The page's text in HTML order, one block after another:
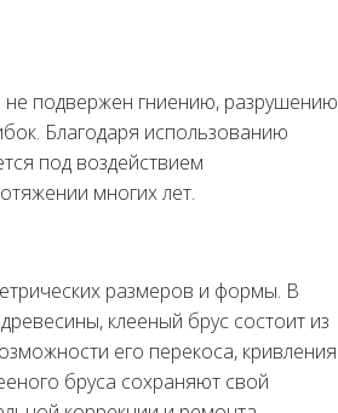
не подвержен гниению, разрушению
Благодаря использованию
под воздействием
многих лет.
размеров и формы. В
клееный брус состоит из
его перекоса, кривления
бруса сохраняют свой